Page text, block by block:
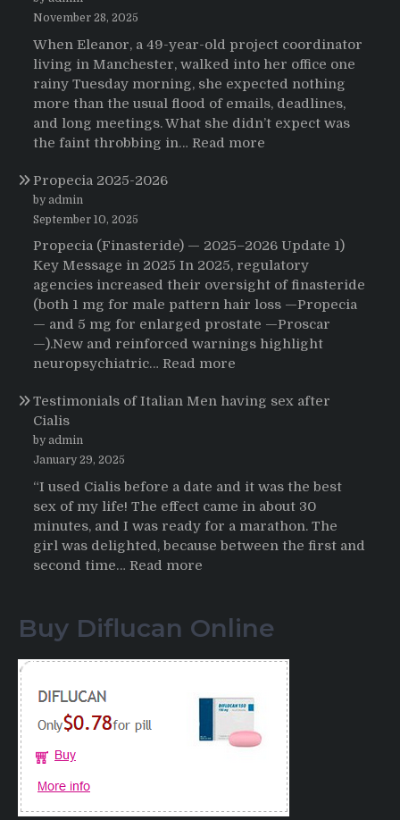
November 28, 2025
When Eleanor, a 49-year-old project coordinator
living in Manchester, walked into her office one
rainy Tuesday morning, she expected nothing
more than the usual flood of emails, deadlines,
and long meetings. What she didn’t expect was
the faint throbbing in… Read more
Everything:
A
User’s
Journey
Buying
Propecia 2025-2026
by admin
September 10, 2025
Propecia (Finasteride) — 2025–2026 Update 1)
Key Message in 2025 In 2025, regulatory
agencies increased their oversight of finasteride
(both 1 mg for male pattern hair loss —Propecia
— and 5 mg for enlarged prostate —Proscar
—).New and reinforced warnings highlight
neuropsychiatric… Read more
2025-
Testimonials of Italian Men having sex after
Cialis
by admin
January 29, 2025
“I used Cialis before a date and it was the best
sex of my life! The effect came in about 30
minutes, and I was ready for a marathon. The
girl was delighted, because between the first and
second time… Read more
Italian
having
after
Buy Diflucan Online